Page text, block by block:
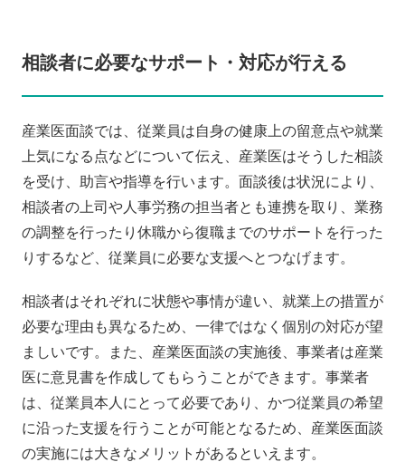
相談者に必要なサポート・対応が行える
産業医面談では、従業員は自身の健康上の留意点や就業
上気になる点などについて伝え、産業医はそうした相談
を受け、助言や指導を行います。面談後は状況により、
相談者の上司や人事労務の担当者とも連携を取り、業務
の調整を行ったり休職から復職までのサポートを行った
りするなど、従業員に必要な支援へとつなげます。
相談者はそれぞれに状態や事情が違い、就業上の措置が
必要な理由も異なるため、一律ではなく個別の対応が望
ましいです。また、産業医面談の実施後、事業者は産業
医に意見書を作成してもらうことができます。事業者
は、従業員本人にとって必要であり、かつ従業員の希望
に沿った支援を行うことが可能となるため、産業医面談
の実施には大きなメリットがあるといえます。